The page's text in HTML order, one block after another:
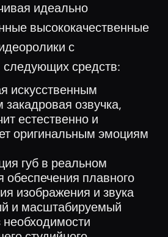
идеально
высококачественные
с
следующих средств:
искусственным
закадровая озвучка,
естественно и
оригинальным эмоциям
губ в реальном
обеспечения плавного
изображения и звука
и масштабируемый